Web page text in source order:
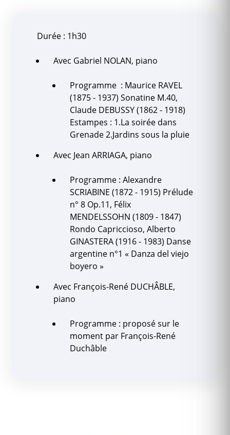
Durée : 1h30
Avec Gabriel NOLAN, piano
Programme : Maurice RAVEL
(1875 - 1937) Sonatine M.40,
Claude DEBUSSY (1862 - 1918)
Estampes : 1.La soirée dans
Grenade 2.Jardins sous la pluie
Avec Jean ARRIAGA, piano
Programme : Alexandre
SCRIABINE (1872 - 1915) Prélude
n° 8 Op.11, Félix
MENDELSSOHN (1809 - 1847)
Rondo Capriccioso, Alberto
GINASTERA (1916 - 1983) Danse
argentine n°1 « Danza del viejo
boyero »
Avec François-René DUCHÂBLE,
piano
Programme : proposé sur le
moment par François-René
Duchâble